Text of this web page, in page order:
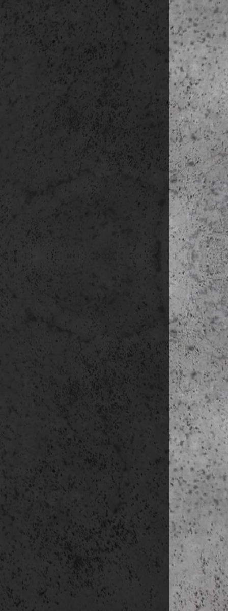
12:15-12:45
12:45-13:30
13:30-14:00
14:00-14:20
14:20-14:45
14:45-15:15
15:15-15:40
15:40-16:15
16:15-17:30
17:30-19:00
szállás:
8.nap(ápr. 25.
reggeli a
09:30-10:30
10:30-11:00
11:30-12:00
12:00-13:00
13:00-13:30
13:30-13:45
14:30-15:20
16:30-16:45
16:45-
2:00-17:00
17:00
19:00-